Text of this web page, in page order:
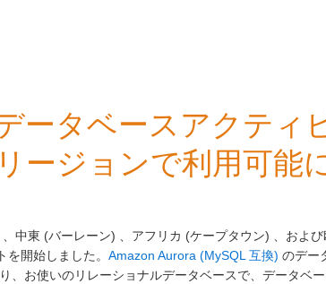
ータベースアクティ
ージョンで利用可能
中東 (バーレーン) 、アフリカ (ケープタウン) 、およ
開始しました。 Amazon Aurora (MySQL 互換) のデー
、お使いのリレーショナルデータベースで、データベ